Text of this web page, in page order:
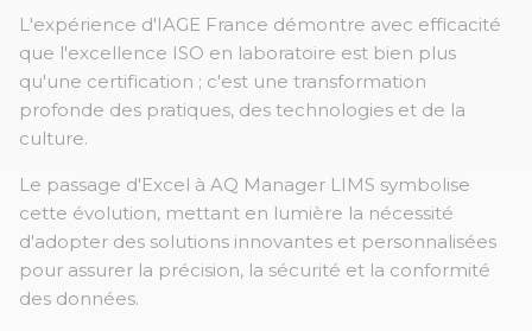
L'expérience d'IAGE France démontre avec efficacité
que l'excellence ISO en laboratoire est bien plus
qu'une certification ; c'est une transformation
profonde des pratiques, des technologies et de la
culture.
Le passage d'Excel à AQ Manager LIMS symbolise
cette évolution, mettant en lumière la nécessité
d'adopter des solutions innovantes et personnalisées
pour assurer la précision, la sécurité et la conformité
des données.